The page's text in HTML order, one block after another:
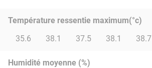
Température ressentie maximum(°c)
35.6
38.1 37.5 38.1 38.7
Humidité moyenne (%)